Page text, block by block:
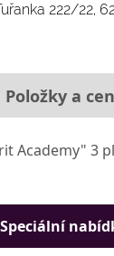
222/22,
Položky a
Academy" 3
Speciální